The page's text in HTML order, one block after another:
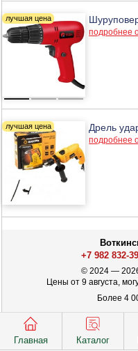
Главная Каталог
подробнее
Дрель
подробнее
+7 982 832-
© 2024 —
Цены от 9 августа,
Более 4